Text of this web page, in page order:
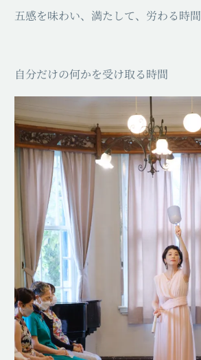
五感を味わい、満たして、労わる時間
自分だけの何かを受け取る時間